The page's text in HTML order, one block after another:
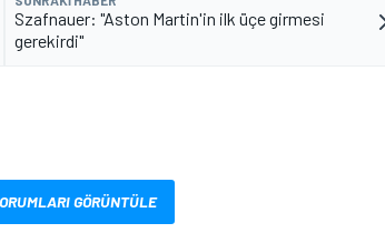
Szafnauer: "Aston Martin'in ilk üçe girmesi
gerekirdi"
GÖRÜNTÜLE